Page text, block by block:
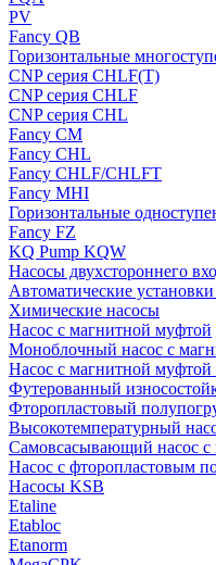
PV
Fancy QB
Горизонтальные
CNP серия CHLF(T)
CNP серия CHLF
CNP серия CHL
Fancy CM
Fancy CHL
Fancy CHLF/CHLFT
Fancy MHI
Горизонтальные
Fancy FZ
KQ Pump KQW
Насосы двухстороннего
Автоматические
Химические насосы
Насос с магнитной муфтой
Моноблочный насос с
Насос с магнитной муфтой
Футерованный
Фторопластовый
Высокотемпературный
Самовсасывающий насос
Насос с фторопластовым
Насосы KSB
Etaline
Etabloc
Etanorm